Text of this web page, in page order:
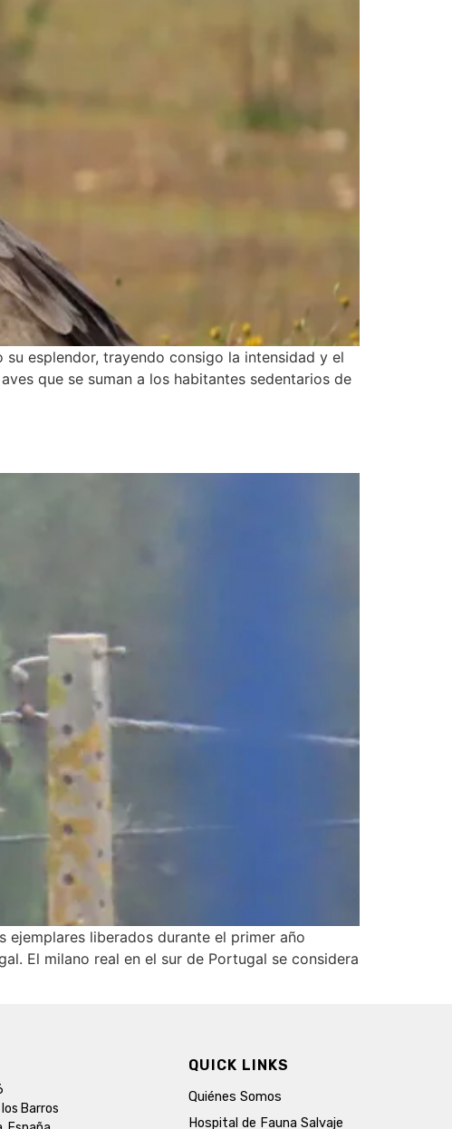
esplendor, trayendo consigo la intensidad y el
que se suman a los habitantes sedentarios de
ejemplares liberados durante el primer año
El milano real en el sur de Portugal se considera
Barros
QUICK LINKS
Quiénes Somos
Hospital de Fauna Salvaje